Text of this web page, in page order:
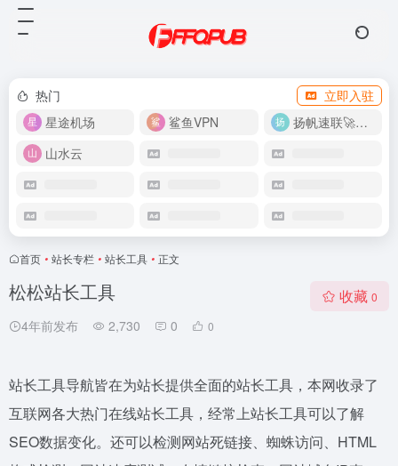
热门
立即入驻
星途机场
鲨鱼VPN
扬帆速联🚀很快
山水云
首页 • 站长专栏 • 站长工具 • 正文
松松站长工具
4年前发布 2,730 0 0
收藏 0
站长工具导航皆在为站长提供全面的站长工具，本网收录了
互联网各大热门在线站长工具，经常上站长工具可以了解
SEO数据变化。还可以检测网站死链接、蜘蛛访问、HTML